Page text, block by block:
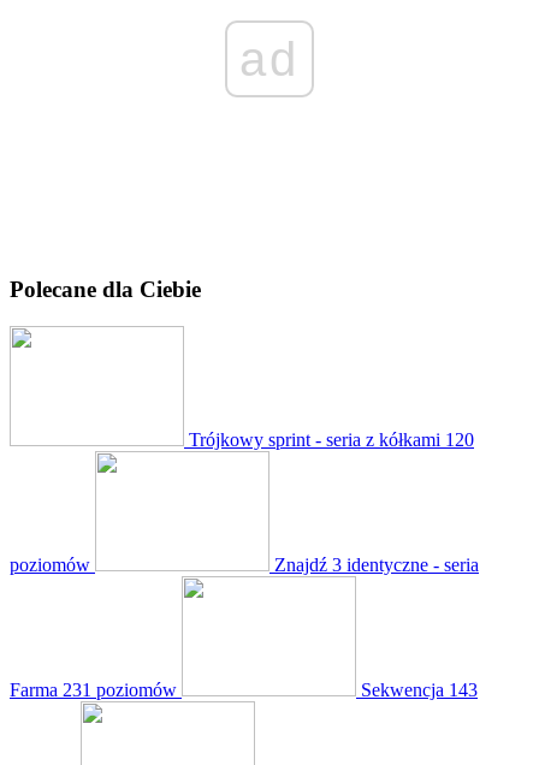
ad
Polecane dla Ciebie
Trójkowy sprint - seria z kółkami 120
poziomów Znajdź 3 identyczne - seria
Farma 231 poziomów Sekwencja 143